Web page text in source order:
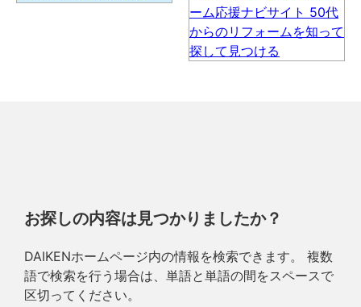
お探しの内容は見つかりましたか？
DAIKENホームページ内の情報を検索できます。 複数
語で検索を行う場合は、単語と単語の間をスペースで
区切ってください。